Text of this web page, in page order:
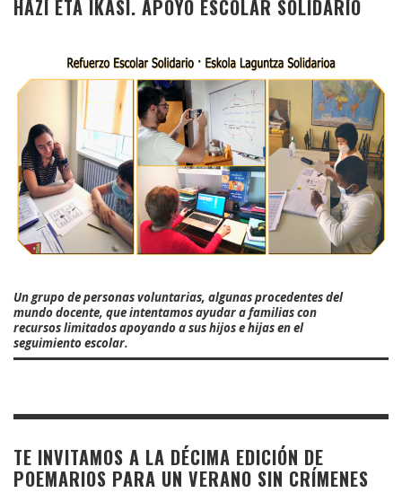
HAZI ETA IKASI. APOYO ESCOLAR SOLIDARIO
Un grupo de personas voluntarias, algunas procedentes del
mundo docente, que intentamos ayudar a familias con
recursos limitados apoyando a sus hijos e hijas en el
seguimiento escolar.
TE INVITAMOS A LA DÉCIMA EDICIÓN DE
POEMARIOS PARA UN VERANO SIN CRÍMENES